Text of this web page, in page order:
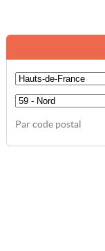
Par code postal